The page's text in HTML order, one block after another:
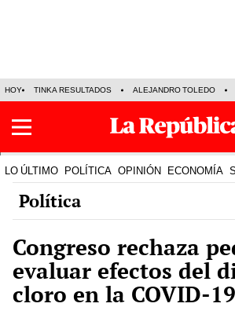
HOY TINKA RESULTADOS ALEJANDRO TOLEDO
LO ÚLTIMO POLÍTICA OPINIÓN ECONOMÍA
Política
Congreso rechaza
evaluar efectos del
cloro en la COVID-19